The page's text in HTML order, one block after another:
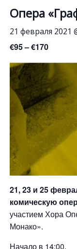
Опера
21 февраля 2021
€95 – €170
21, 23 и 25
комическую
участием Хора
Монако».
Начало в 14:00.